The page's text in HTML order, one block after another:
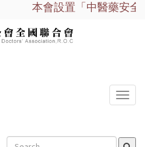
本會設置「中醫藥安全
選